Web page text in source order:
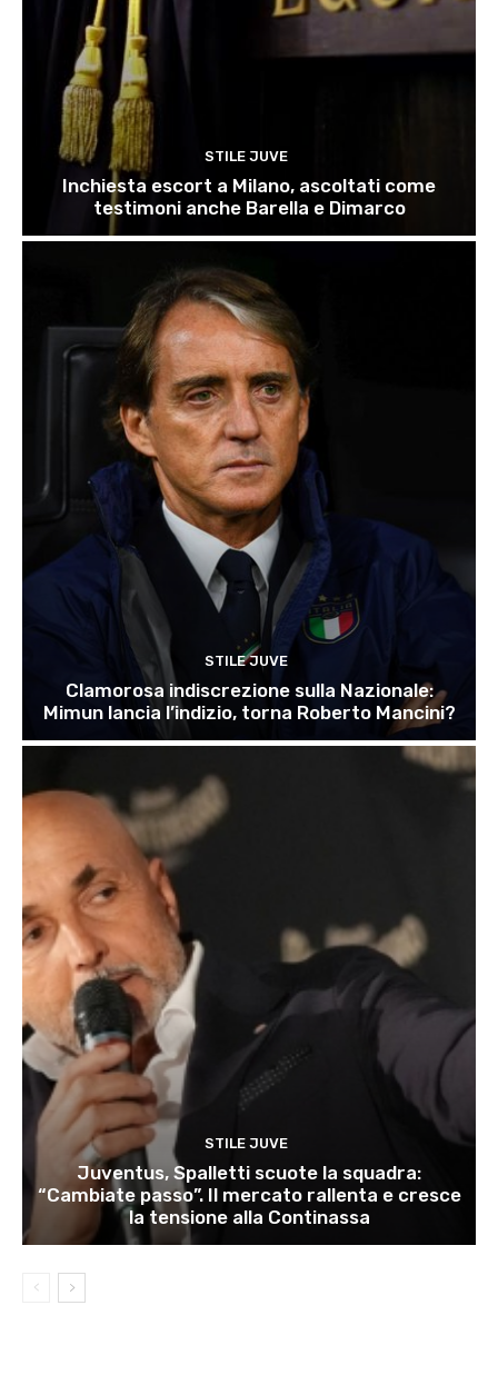
STILE JUVE
Inchiesta escort a Milano, ascoltati come
testimoni anche Barella e Dimarco
STILE JUVE
Clamorosa indiscrezione sulla Nazionale:
Mimun lancia l’indizio, torna Roberto Mancini?
STILE JUVE
Juventus, Spalletti scuote la squadra:
“Cambiate passo”. Il mercato rallenta e cresce
la tensione alla Continassa